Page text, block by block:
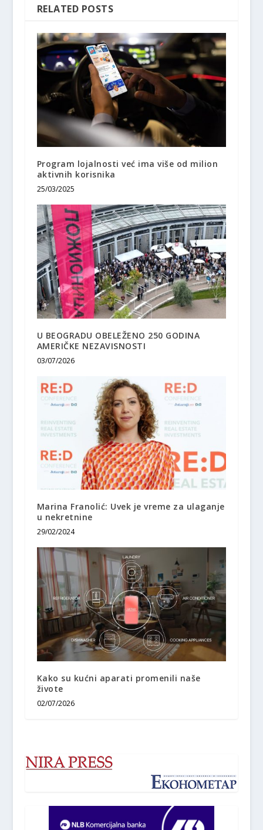
RELATED POSTS
Program lojalnosti već ima više od milion
aktivnih korisnika
25/03/2025
U BEOGRADU OBELEŽENO 250 GODINA
AMERIČKE NEZAVISNOSTI
03/07/2026
Marina Franolić: Uvek je vreme za ulaganje
u nekretnine
29/02/2024
Kako su kućni aparati promenili naše
živote
02/07/2026